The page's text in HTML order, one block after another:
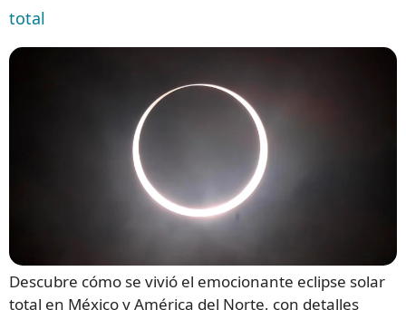
total
Descubre cómo se vivió el emocionante eclipse solar
total en México y América del Norte, con detalles